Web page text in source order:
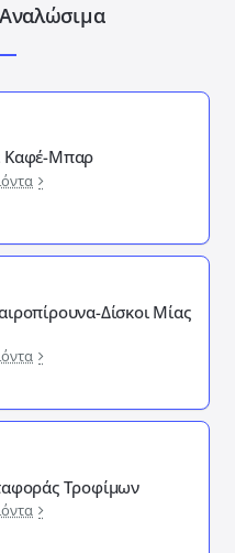
Καφέ-Μπαρ
Δίσκοι Μίας
Τροφίμων